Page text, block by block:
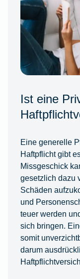
Ist eine
Eine generelle
Haftpflicht gibt
Missgeschick
gesetzlich dazu
Schäden
und
teuer werden
sich bringen.
somit
darum